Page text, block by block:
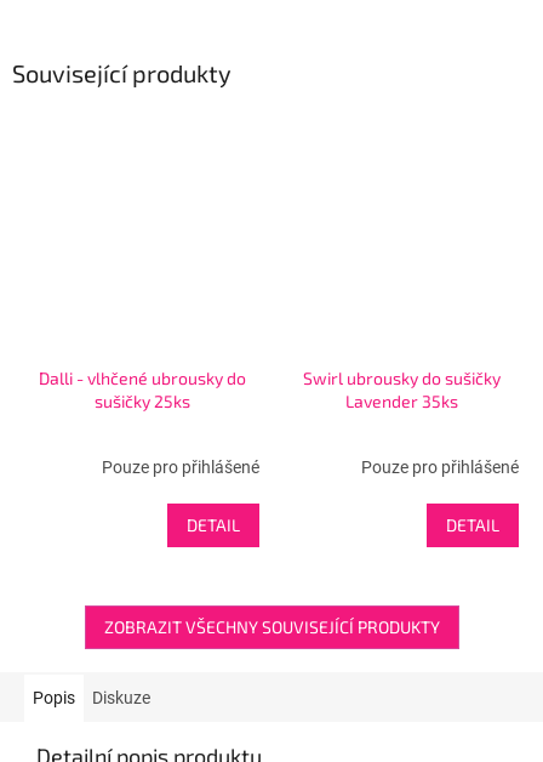
Související produkty
Dalli - vlhčené ubrousky do
sušičky 25ks
Pouze pro přihlášené
DETAIL
Swirl ubrousky do sušičky
Lavender 35ks
Pouze pro přihlášené
DETAIL
ZOBRAZIT VŠECHNY SOUVISEJÍCÍ PRODUKTY
Popis Diskuze
Detailní popis produktu